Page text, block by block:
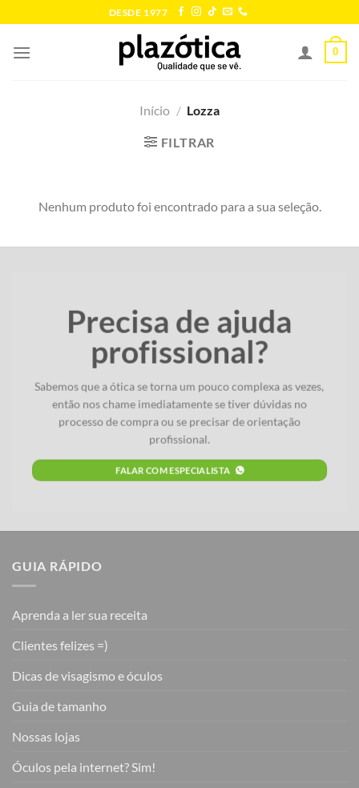
to
content
DESDE 1977
0
Início / Lozza
FILTRAR
Nenhum produto foi encontrado para a sua seleção.
Precisa de ajuda
profissional?
Sabemos que a ótica se torna um pouco complexa as vezes,
então nos chame imediatamente se tiver dúvidas no
processo de compra ou se precisar de orientação
profissional.
FALAR COM ESPECIALISTA
GUIA RÁPIDO
Aprenda a ler sua receita
Clientes felizes =)
Dicas de visagismo e óculos
Guia de tamanho
Nossas lojas
Óculos pela internet? Sim!